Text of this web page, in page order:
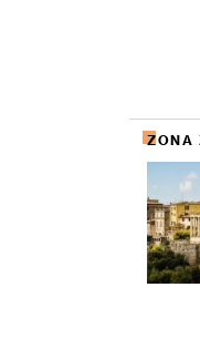
ZONA